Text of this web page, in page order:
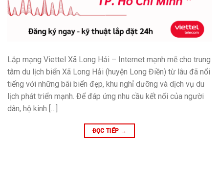
Lắp mạng Viettel Xã Long Hải – Internet mạnh mẽ cho trung
tâm du lịch biển Xã Long Hải (huyện Long Điền) từ lâu đã nổi
tiếng với những bãi biển đẹp, khu nghỉ dưỡng và dịch vụ du
lịch phát triển mạnh. Để đáp ứng nhu cầu kết nối của người
dân, hộ kinh […]
ĐỌC TIẾP →